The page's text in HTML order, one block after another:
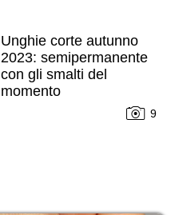
Unghie corte autunno
2023: semipermanente
con gli smalti del
momento
9